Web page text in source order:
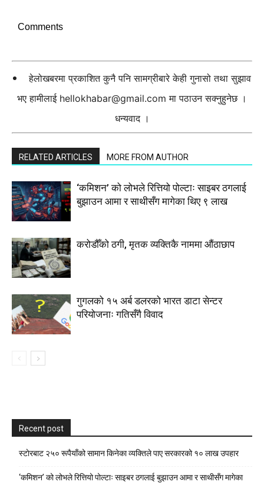
Comments
हेलोखबरमा प्रकाशित कुनै पनि सामग्रीबारे केही गुनासो तथा सुझाव
भए हामीलाई hellokhabar@gmail.com मा पठाउन सक्नुहुनेछ ।
धन्यवाद ।
RELATED ARTICLES MORE FROM AUTHOR
‘कमिशन’ को लोभले रित्तियो पोल्टाः साइबर ठगलाई
बुझाउन आमा र साथीसँग मागेका थिए ९ लाख
करोडौँको ठगी, मृतक व्यक्तिकै नाममा औंठाछाप
गुगलको १५ अर्ब डलरको भारत डाटा सेन्टर
परियोजनाः गतिसँगै विवाद
Recent post
स्टाेरबाट २५० रूपैयाँको सामान किनेका व्यक्तिले पाए सरकारको १० लाख उपहार
‘कमिशन’ को लोभले रित्तियो पोल्टाः साइबर ठगलाई बुझाउन आमा र साथीसँग मागेका